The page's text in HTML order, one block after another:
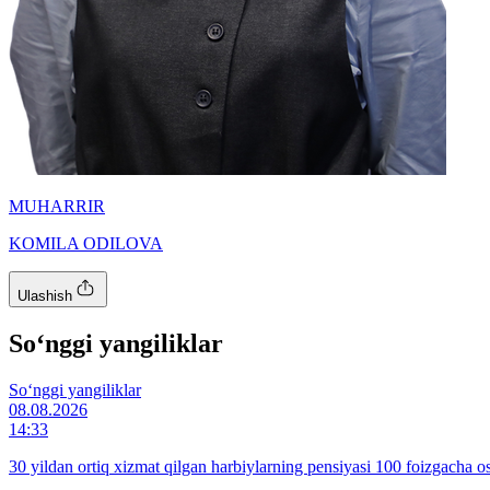
MUHARRIR
KOMILA ODILOVA
Ulashish
So‘nggi yangiliklar
So‘nggi yangiliklar
08.08.2026
14:33
30 yildan ortiq xizmat qilgan harbiylarning pensiyasi 100 foizgacha